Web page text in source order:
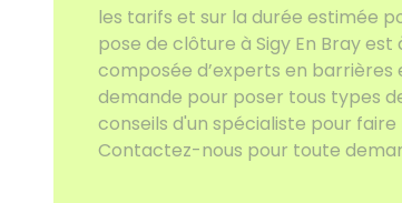
les tarifs et sur la durée estimée
pose de clôture à Sigy En Bray
composée d’experts en
demande pour poser tous types
conseils d'un spécialiste pour
Contactez-nous pour toute